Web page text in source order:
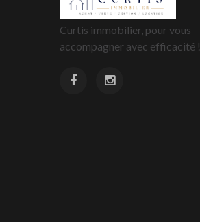
Curtis immobilier, pour vous
accompagner avec efficacité !